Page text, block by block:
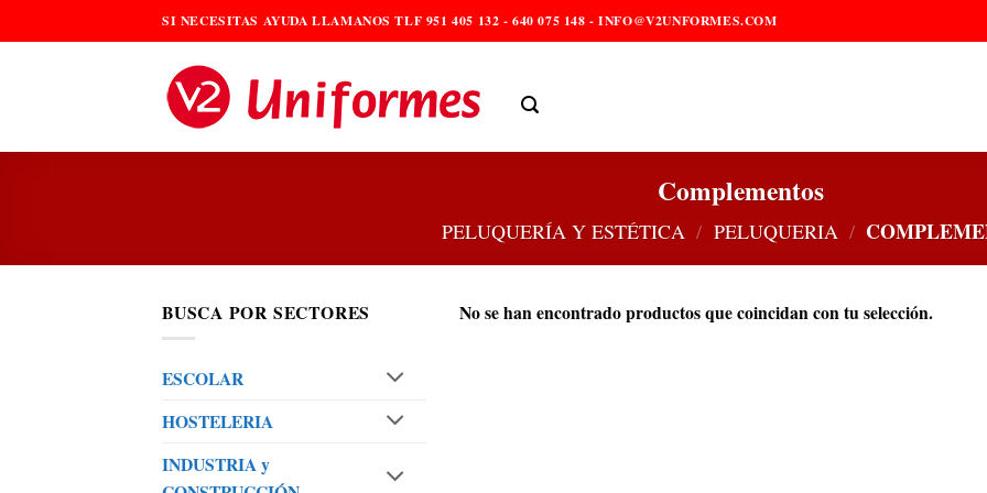
al
SI NECESITAS AYUDA LLAMANOS TLF 951 405 132 - 640 075 148 - INFO@V2UNFORMES.COM
Complementos
PELUQUERÍA Y ESTÉTICA / PELUQUERIA /
BUSCA POR SECTORES
ESCOLAR
HOSTELERIA
INDUSTRIA y
No se han encontrado productos que coincidan con tu selección.